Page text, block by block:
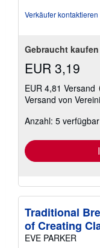
Verkäufer kontaktieren
Gebraucht kaufen
EUR 3,19
EUR 4,81 Versand
Versand von
Anzahl: 5 verfügbar
Traditional
of Creating
EVE PARKER